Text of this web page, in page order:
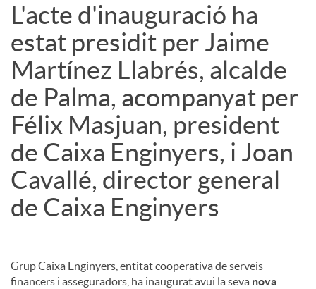
L'acte d'inauguració ha
estat presidit per Jaime
Martínez Llabrés, alcalde
de Palma, acompanyat per
Félix Masjuan, president
de Caixa Enginyers, i Joan
Cavallé, director general
de Caixa Enginyers
Grup Caixa Enginyers, entitat cooperativa de serveis
financers i asseguradors, ha inaugurat avui la seva nova